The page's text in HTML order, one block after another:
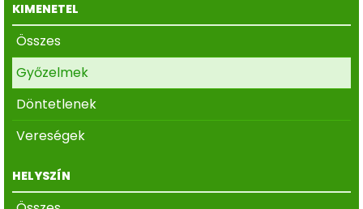
KIMENETEL
Összes
Győzelmek
Döntetlenek
Vereségek
HELYSZÍN